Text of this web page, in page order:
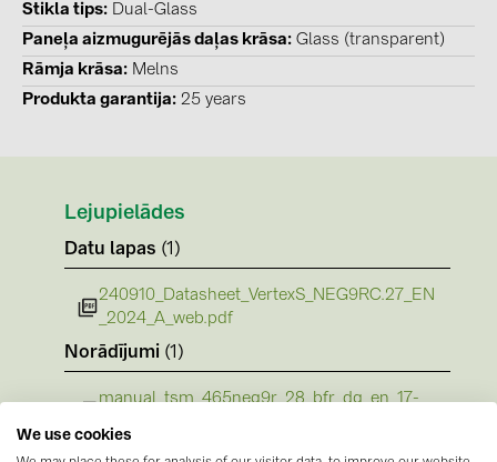
PYLONTECH (19)
QILOWATT (3)
SMA (1)
Solis (63)
Stäubli (2)
TIGO (4)
Trina Solar (6)
Victron Energy B.V. (2)
Stikla tips
Dual-Glass
Paneļa aizmugurējās daļas krāsa Glass (transparent)
Rāmja krāsa
Melns
Produkta garantija 25 years
Lejupielādes
Datu lapas (1)
240910_Datasheet_VertexS_NEG9RC.27_EN
_2024_A_web.pdf
Norādījumi (1)
manual_tsm_465neg9r_28_bfr_dg_en_17-
Sertifikāti(5)
We use cookies